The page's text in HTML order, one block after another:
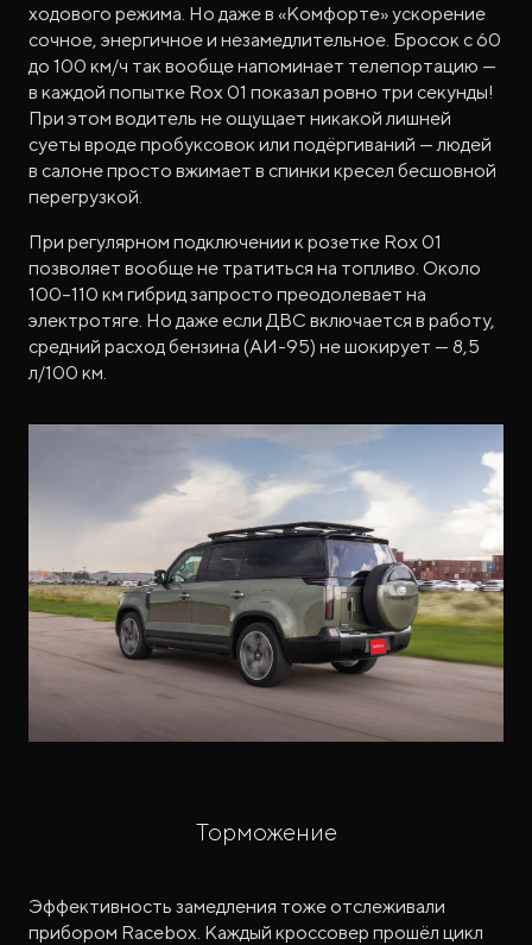
ходового режима. Но даже в «Комфорте» ускорение
сочное, энергичное и незамедлительное. Бросок с 60
до 100 км/ч так вообще напоминает телепортацию —
в каждой попытке Rox 01 показал ровно три секунды!
При этом водитель не ощущает никакой лишней
суеты вроде пробуксовок или подёргиваний — людей
в салоне просто вжимает в спинки кресел бесшовной
перегрузкой.
При регулярном подключении к розетке Rox 01
позволяет вообще не тратиться на топливо. Около
100–110 км гибрид запросто преодолевает на
электротяге. Но даже если ДВС включается в работу,
средний расход бензина (АИ-95) не шокирует — 8,5
л/100 км.
Торможение
Эффективность замедления тоже отслеживали
прибором Racebox. Каждый кроссовер прошёл цикл